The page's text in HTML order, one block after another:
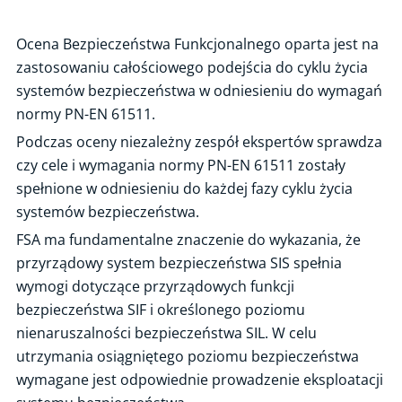
Certyfikacja wyrobów
Ocena zgodności i CE
Ekspertyzy techniczne
Ocena gotowości technicznej i organizacyjnej zakładu do
uczestnictwa w łańcuchu dostaw dla energetyki jądrowej
Ocena stanu technicznego instalacji fotowoltaicznej
Inspekcja paneli fotowoltaicznych z użyciem drona z termowizją
Punkty i stacje ładowania pojazdów - weryfikacja poprawności i
zainstalowania urządzenia
Spawalnictwo – pakiet usług
Weryfikacja dokumentacji / badania budowy urządzeń technicznych
Ocena maszyn z minimalnymi wymaganiami dot. BHP
Ocena Bezpieczeństwa Funkcjonalnego oparta jest na
zastosowaniu całościowego podejścia do cyklu życia
systemów bezpieczeństwa w odniesieniu do wymagań
normy PN-EN 61511.
Podczas oceny niezależny zespół ekspertów sprawdza
czy cele i wymagania normy PN-EN 61511 zostały
spełnione w odniesieniu do każdej fazy cyklu życia
systemów bezpieczeństwa.
FSA ma fundamentalne znaczenie do wykazania, że
przyrządowy system bezpieczeństwa SIS spełnia
wymogi dotyczące przyrządowych funkcji
bezpieczeństwa SIF i określonego poziomu
nienaruszalności bezpieczeństwa SIL. W celu
utrzymania osiągniętego poziomu bezpieczeństwa
wymagane jest odpowiednie prowadzenie eksploatacji